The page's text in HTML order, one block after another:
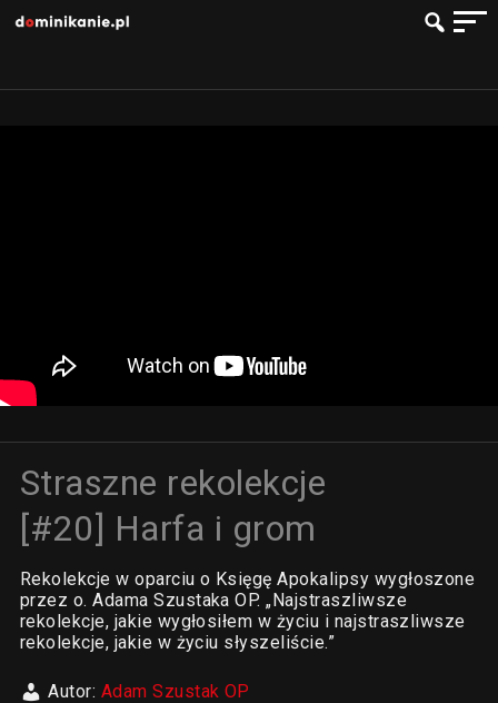
Straszne rekolekcje
[#20] Harfa i grom
Rekolekcje w oparciu o Księgę Apokalipsy wygłoszone
przez o. Adama Szustaka OP. „Najstraszliwsze
rekolekcje, jakie wygłosiłem w życiu i najstraszliwsze
rekolekcje, jakie w życiu słyszeliście.”
Autor: Adam Szustak OP